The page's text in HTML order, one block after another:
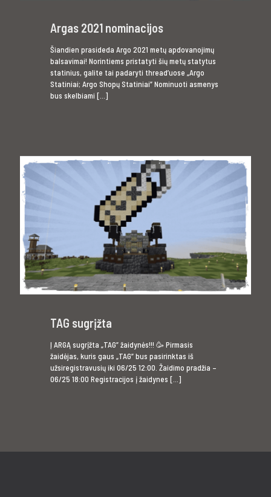
Argas 2021 nominacijos
Šiandien prasideda Argo 2021 metų apdovanojimų
balsavimai! Norintiems pristatyti šių metų statytus
statinius, galite tai padaryti thread’uose „Argo
Statiniai; Argo Shopų Statiniai” Nominuoti asmenys
bus skelbiami […]
TAG sugrįžta
Į ARGĄ sugrįžta „TAG” žaidynės!!! 🥳 Pirmasis
žaidėjas, kuris gaus „TAG” bus pasirinktas iš
užsiregistravusių iki 06/25 12:00. Žaidimo pradžia –
06/25 18:00 Registracijos į žaidynes […]